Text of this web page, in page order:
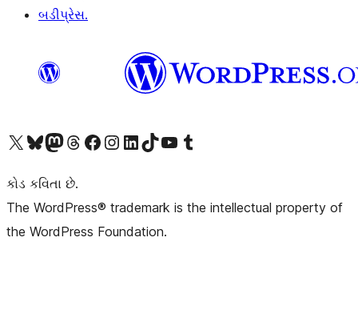
બડીપ્રેસ.
અમારા X (અગાઉ ટ્વિટર) એકાઉન્ટની મુલાકાત લોઅમારા Bluesky એકાઉન્ટની મુલાકાત લોઅમારા માસ્ટોડોન એકાઉન્ટની મુલાકાત લોઅમારા Threads એકાઉન્ટની મુલાકાત લો અમારા ફેસબુક પેજની મુલાકાત લોઅમારા ઇન્સ્ટાગ્રામ એકાઉન્ટની મુલાકાત લો અમારા LinkedIn એકાઉન્ટની મુલાકાત લોઅમારા TikTok એકાઉન્ટની મુલાકાત લોઅમારી YouTube ચેનલની મુલાકાત લો અમારા Tumblr એકાઉન્ટની મુલાકાત લો
કોડ કવિતા છે.
The WordPress® trademark is the intellectual property of
the WordPress Foundation.